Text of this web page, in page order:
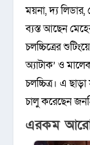
ময়না, দ্য
ব্যস্ত আছেন
চলচ্চিত্রের
অ্যাটাক’ ও
চলচ্চিত্র। এ
চালু করেছেন
এরকম